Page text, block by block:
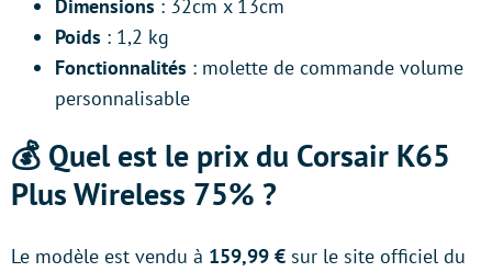
Dimensions : 32cm x 13cm
Poids : 1,2 kg
Fonctionnalités : molette de commande volume
personnalisable
💰 Quel est le prix du Corsair K65
Plus Wireless 75% ?
Le modèle est vendu à 159,99 € sur le site officiel du